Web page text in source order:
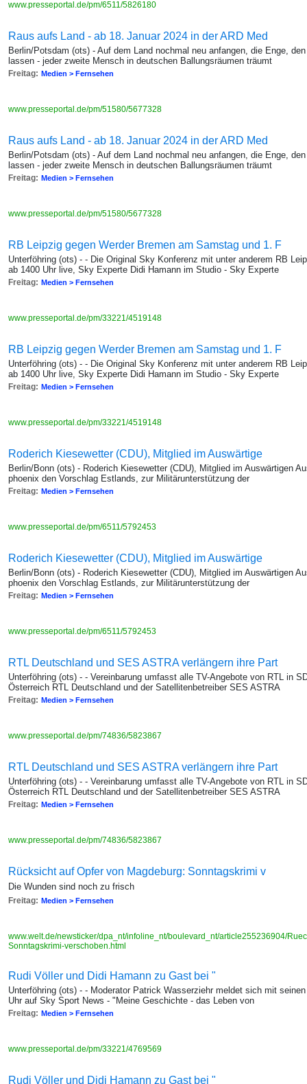
www.presseportal.de/pm/6511/5826180
Raus aufs Land - ab 18. Januar 2024 in der ARD Med
Berlin/Potsdam (ots) - Auf dem Land nochmal neu anfangen, die Enge,
lassen - jeder zweite Mensch in deutschen Ballungsräumen träumt
Freitag: Medien > Fernsehen
www.presseportal.de/pm/51580/5677328
Raus aufs Land - ab 18. Januar 2024 in der ARD Med
Berlin/Potsdam (ots) - Auf dem Land nochmal neu anfangen, die Enge,
lassen - jeder zweite Mensch in deutschen Ballungsräumen träumt
Freitag: Medien > Fernsehen
www.presseportal.de/pm/51580/5677328
RB Leipzig gegen Werder Bremen am Samstag und 1. F
Unterföhring (ots) - - Die Original Sky Konferenz mit unter anderem RB
ab 1400 Uhr live, Sky Experte Didi Hamann im Studio - Sky Experte
Freitag: Medien > Fernsehen
www.presseportal.de/pm/33221/4519148
RB Leipzig gegen Werder Bremen am Samstag und 1. F
Unterföhring (ots) - - Die Original Sky Konferenz mit unter anderem RB
ab 1400 Uhr live, Sky Experte Didi Hamann im Studio - Sky Experte
Freitag: Medien > Fernsehen
www.presseportal.de/pm/33221/4519148
Roderich Kiesewetter (CDU), Mitglied im Auswärtige
Berlin/Bonn (ots) - Roderich Kiesewetter (CDU), Mitglied im Auswärtigen
phoenix den Vorschlag Estlands, zur Militärunterstützung der
Freitag: Medien > Fernsehen
www.presseportal.de/pm/6511/5792453
Roderich Kiesewetter (CDU), Mitglied im Auswärtige
Berlin/Bonn (ots) - Roderich Kiesewetter (CDU), Mitglied im Auswärtigen
phoenix den Vorschlag Estlands, zur Militärunterstützung der
Freitag: Medien > Fernsehen
www.presseportal.de/pm/6511/5792453
RTL Deutschland und SES ASTRA verlängern ihre Part
Unterföhring (ots) - - Vereinbarung umfasst alle TV-Angebote von RTL in
Österreich RTL Deutschland und der Satellitenbetreiber SES ASTRA
Freitag: Medien > Fernsehen
www.presseportal.de/pm/74836/5823867
RTL Deutschland und SES ASTRA verlängern ihre Part
Unterföhring (ots) - - Vereinbarung umfasst alle TV-Angebote von RTL in
Österreich RTL Deutschland und der Satellitenbetreiber SES ASTRA
Freitag: Medien > Fernsehen
www.presseportal.de/pm/74836/5823867
Rücksicht auf Opfer von Magdeburg: Sonntagskrimi v
Die Wunden sind noch zu frisch
Freitag: Medien > Fernsehen
www.welt.de/newsticker/dpa_nt/infoline_nt/boulevard_nt/article255236904/
Sonntagskrimi-verschoben.html
Rudi Völler und Didi Hamann zu Gast bei "
Unterföhring (ots) - - Moderator Patrick Wasserziehr meldet sich mit
Uhr auf Sky Sport News - "Meine Geschichte - das Leben von
Freitag: Medien > Fernsehen
www.presseportal.de/pm/33221/4769569
Rudi Völler und Didi Hamann zu Gast bei "